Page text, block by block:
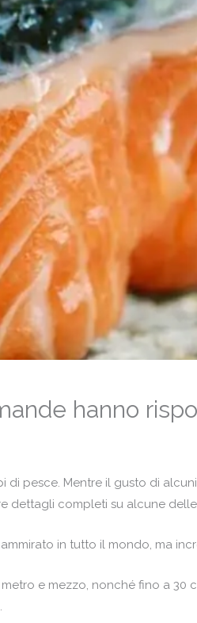
hanno
pesce. Mentre il gusto di
dettagli completi su alcune
in tutto il mondo, ma
e mezzo, nonché fino a 30